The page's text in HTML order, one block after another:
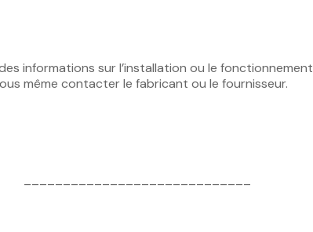
informations sur l’installation ou le
même contacter le fabricant ou le fournisseur.